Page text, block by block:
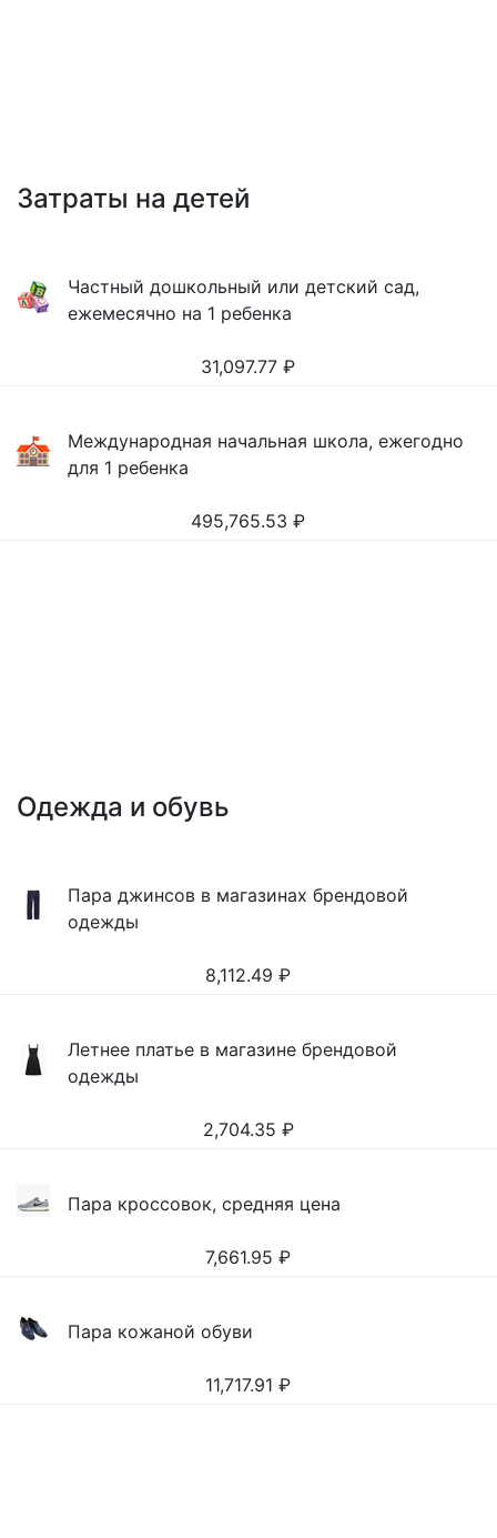
Затраты на детей
Частный дошкольный или детский сад,
ежемесячно на 1 ребенка
31,097.77 ₽
Международная начальная школа, ежегодно
для 1 ребенка
495,765.53 ₽
Одежда и обувь
Пара джинсов в магазинах брендовой
одежды
8,112.49 ₽
Летнее платье в магазине брендовой
одежды
2,704.35 ₽
Пара кроссовок, средняя цена
7,661.95 ₽
Пара кожаной обуви
11,717.91 ₽